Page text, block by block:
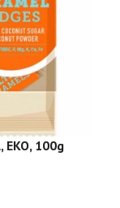
100g